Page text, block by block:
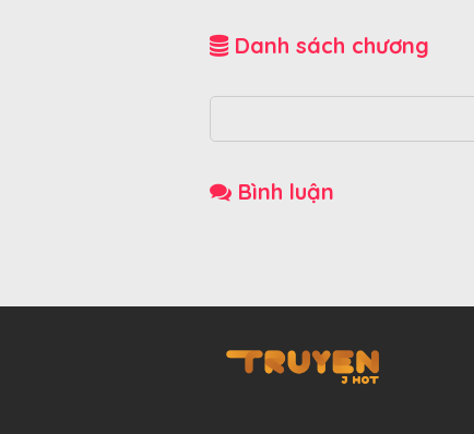
Danh sách chương
Bình luận